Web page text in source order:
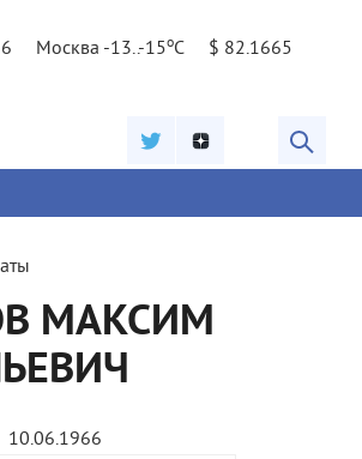
Москва -13..-15oC
$ 82.1665
МАКСИМ
10.06.1966